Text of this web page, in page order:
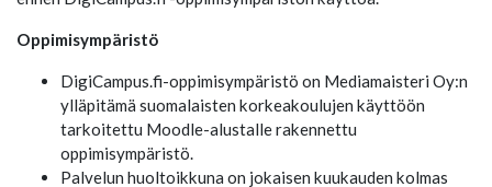
Oppimisympäristö
DigiCampus.fi-oppimisympäristö on Mediamaisteri Oy:n
ylläpitämä suomalaisten korkeakoulujen käyttöön
tarkoitettu Moodle-alustalle rakennettu
oppimisympäristö.
Palvelun huoltoikkuna on jokaisen kuukauden kolmas